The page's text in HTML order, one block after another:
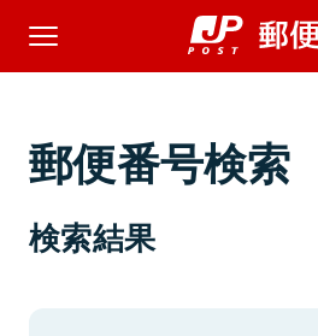
郵便番号検索
検索結果